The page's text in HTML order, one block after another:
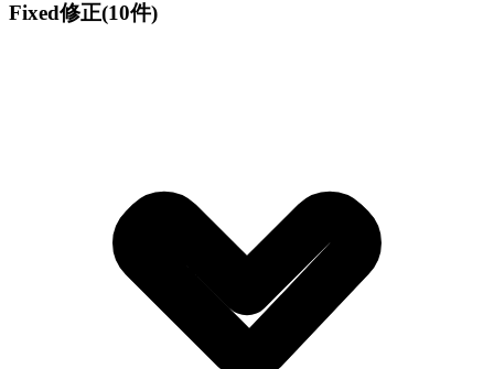
Fixed修正(10件)